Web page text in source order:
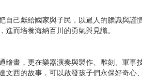
己獻給國家與子民，以過人的膽識與謹
而培養海納百川的勇氣與見識。
畫，更在樂器演奏與製作、雕刻、軍
西的故事，可以啟發孩子們永保好奇心